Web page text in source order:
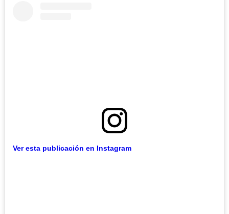
Ver esta publicación en Instagram